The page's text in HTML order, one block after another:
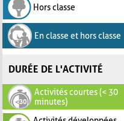
Hors classe
En classe et hors classe
DURÉE DE L'ACTIVITÉ
Activités courtes (< 30
minutes)